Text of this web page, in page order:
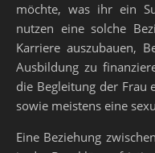
möchte, was ihr ein
nutzen eine solche
Karriere auszubauen,
Ausbildung zu
die Begleitung der Frau
sowie meistens eine
Eine Beziehung zwischen